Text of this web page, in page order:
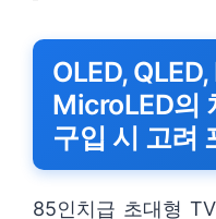
OLED,
MicroLED의
구입 시 고려
85인치급 초대형